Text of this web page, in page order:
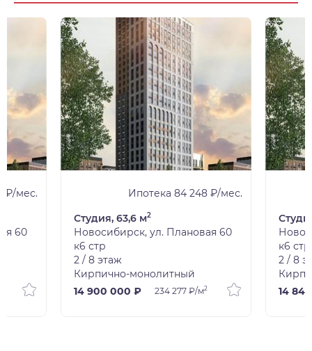
₽/мес.
60
Ипотека 84 248 ₽/мес.
Студия, 63,6 м2
Новосибирск, ул. Плановая 60
к6 стр
2 / 8 этаж
Кирпично-монолитный
14 900 000 ₽
234 277 ₽/м2
к6 стр
2 / 8
14